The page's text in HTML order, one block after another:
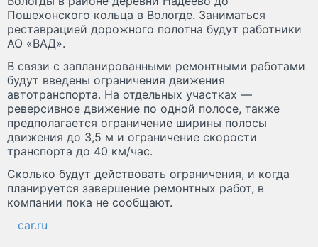
Пошехонского кольца в Вологде. Заниматься
реставрацией дорожного полотна будут работники
АО «ВАД».
В связи с запланированными ремонтными работами
будут введены ограничения движения
автотранспорта. На отдельных участках —
реверсивное движение по одной полосе, также
предполагается ограничение ширины полосы
движения до 3,5 м и ограничение скорости
транспорта до 40 км/час.
Сколько будут действовать ограничения, и когда
планируется завершение ремонтных работ, в
компании пока не сообщают.
car.ru